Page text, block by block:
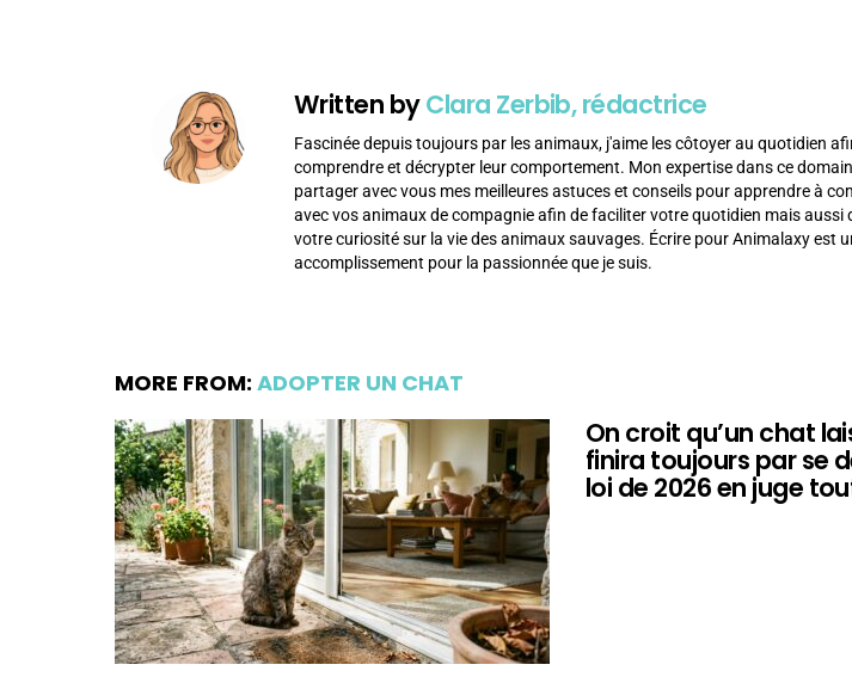
Written byClara Zerbib, rédactrice
Fascinée depuis toujours par les animaux, j'aime les côtoyer au quotidien
comprendre et décrypter leur comportement. Mon expertise dans ce
partager avec vous mes meilleures astuces et conseils pour apprendre à
avec vos animaux de compagnie afin de faciliter votre quotidien mais aussi
votre curiosité sur la vie des animaux sauvages. Écrire pour Animalaxy est
accomplissement pour la passionnée que je suis.
MORE FROM: ADOPTER UN CHAT
On croit qu’un chat
finira toujours par se
loi de 2026 en juge